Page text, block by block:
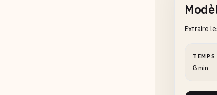
#
#
(?<
Extraire
8 min